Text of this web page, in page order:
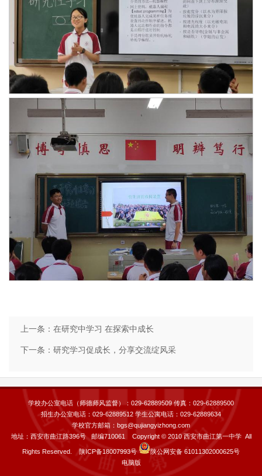
上一条： 在研究中学习 在探索中成长
下一条： 研究学习促成长，分享交流绽风采
学校办公室电话（师德师风监督）：029-62889509 传真：029-62889500
招生办公室电话：029-62889512 学生公寓电话：029-62889634
学校官方邮箱：bgs@qujiangyizhong.com
地址：西安市曲江路396号 邮编710061 Copyright © 2010 西安市曲江第一中学 All
Rights Reserved. 陕ICP备18007993号
陕公网安备 61011302000625号
电脑版